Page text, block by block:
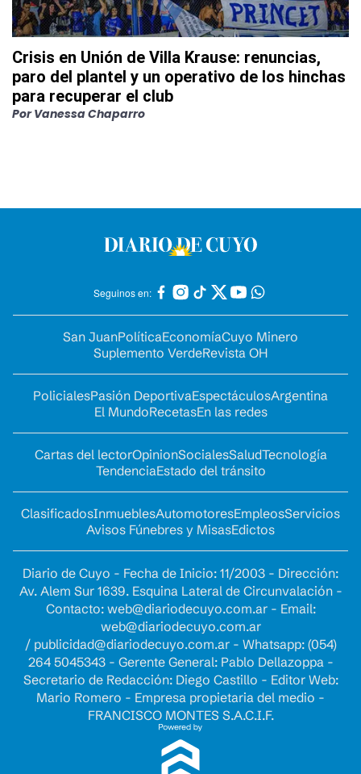
Crisis en Unión de Villa Krause: renuncias,
paro del plantel y un operativo de los hinchas
para recuperar el club
Por Vanessa Chaparro
Seguinos en:
San JuanPolíticaEconomíaCuyo Minero
Suplemento VerdeRevista OH
PolicialesPasión DeportivaEspectáculosArgentina
El MundoRecetasEn las redes
Cartas del lectorOpinionSocialesSaludTecnología
TendenciaEstado del tránsito
ClasificadosInmueblesAutomotoresEmpleosServicios
Avisos Fúnebres y MisasEdictos
Diario de Cuyo - Fecha de Inicio: 11/2003 - Dirección:
Av. Alem Sur 1639. Esquina Lateral de Circunvalación -
Contacto: web@diariodecuyo.com.ar- Email:
web@diariodecuyo.com.ar
/ publicidad@diariodecuyo.com.ar- Whatsapp: (054)
264 5045343 - Gerente General: Pablo Dellazoppa -
Secretario de Redacción: Diego Castillo - Editor Web:
Mario Romero - Empresa propietaria del medio -
FRANCISCO MONTES S.A.C.I.F.